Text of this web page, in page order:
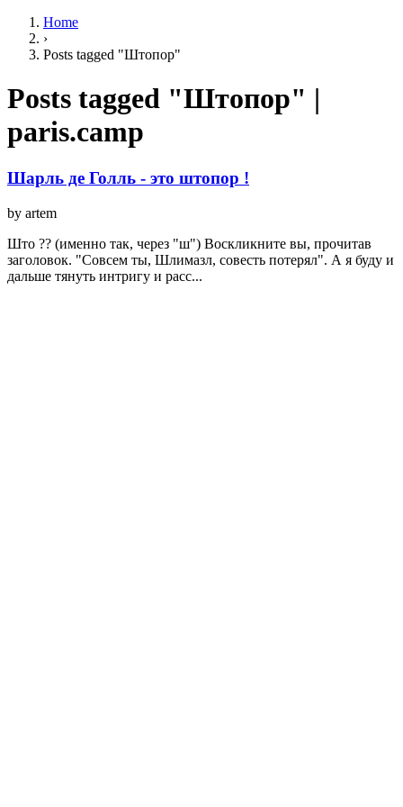
Home
›
Posts tagged "Штопор"
Posts tagged "Штопор" |
paris.camp
Шарль де Голль - это штопор !
by artem
Што ?? (именно так, через "ш") Воскликните вы, прочитав
заголовок. "Совсем ты, Шлимазл, совесть потерял". А я буду и
дальше тянуть интригу и расс...